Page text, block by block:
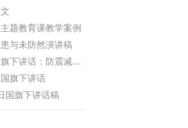
题教育课教学案例
与未防然演讲稿
防灾减灾日国旗下讲话：防震减灾 警...
旗下讲话
国旗下讲话稿